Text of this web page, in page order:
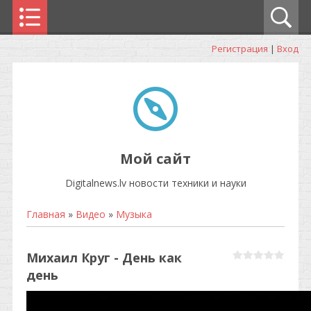
Регистрация | Вход
Мой сайт
Digitalnews.lv новости техники и науки
Главная » Видео » Музыка
Михаил Круг - День как
день